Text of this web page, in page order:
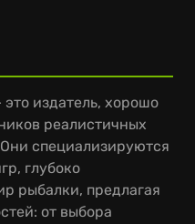
издатель, хорошо
реалистичных
специализируются
глубоко
рыбалки, предлагая
от выбора